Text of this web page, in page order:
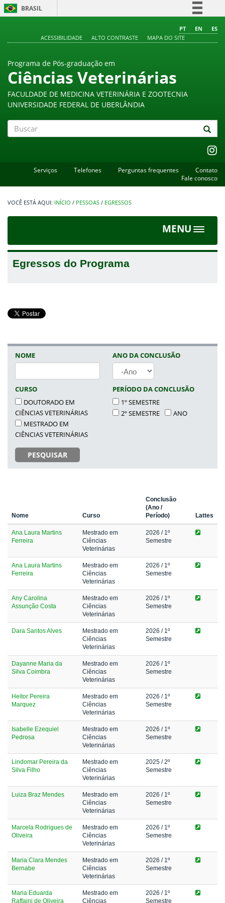
BRASIL
Comunica BR
Acesso à informação
Legislação
PT EN
ES
ACESSIBILIDADE
ALTO CONTRASTE MAPA DO SITE
Programa de Pós-graduação em
Ciências Veterinárias
FACULDADE DE MEDICINA VETERINÁRIA E ZOOTECNIA
UNIVERSIDADE FEDERAL DE UBERLÂNDIA
Serviços Telefones Perguntas frequentes
Contato
Fale conosco
INÍCIO / PESSOAS / EGRESSOS
MENU
Toggle
Egressos do Programa
NOME
CURSO
DOUTORADO EM
CIÊNCIAS VETERINÁRIAS
MESTRADO EM
CIÊNCIAS VETERINÁRIAS
PESQUISAR
ANO DA CONCLUSÃO
ANO
PERÍODO DA CONCLUSÃO
1º SEMESTRE
2º SEMESTRE
ANO
Nome Curso
Conclusão
(Ano /
Período)
Lattes
Ana Laura Martins
Ferreira
Mestrado em
Ciências
Veterinárias
2026 / 1º
Semestre
Ana Laura Martins
Ferreira
Mestrado em
Ciências
Veterinárias
2026 / 1º
Semestre
Any Carolina
Assunção Costa
Mestrado em
Ciências
Veterinárias
2026 / 1º
Semestre
Dara Santos Alves
Mestrado em
Ciências
Veterinárias
2026 / 1º
Semestre
Dayanne Maria da
Silva Coimbra
Mestrado em
Ciências
Veterinárias
2026 / 1º
Semestre
Heitor Pereira
Marquez
Mestrado em
Ciências
Veterinárias
2026 / 1º
Semestre
Isabelle Ezequiel
Pedrosa
Mestrado em
Ciências
Veterinárias
2026 / 1º
Semestre
Lindomar Pereira da
Silva Filho
Mestrado em
Ciências
Veterinárias
2025 / 2º
Semestre
Luiza Braz Mendes
Mestrado em
Ciências
Veterinárias
2026 / 1º
Semestre
Marcela Rodrigues de
Oliveira
Mestrado em
Ciências
Veterinárias
2026 / 1º
Semestre
Maria Clara Mendes
Bernabe
Mestrado em
Ciências
Veterinárias
2026 / 1º
Semestre
Maria Eduarda
Raffaini de Oliveira
Mestrado em
Ciências
2026 / 1º
Semestre